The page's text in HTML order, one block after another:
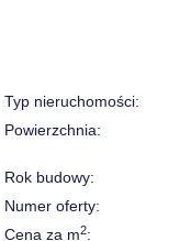
Typ nieruchomości:
Powierzchnia:
Rok budowy:
Numer oferty:
Cena za m2: